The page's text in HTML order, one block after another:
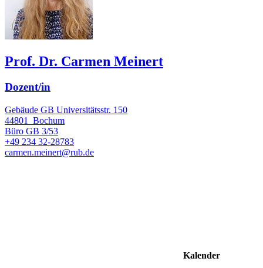
Prof. Dr. Carmen Meinert
Dozent/in
Gebäude GB Universitätsstr. 150
44801
Bochum
Büro GB 3/53
+49 234 32-28783
carmen.meinert@rub.de
Kalender